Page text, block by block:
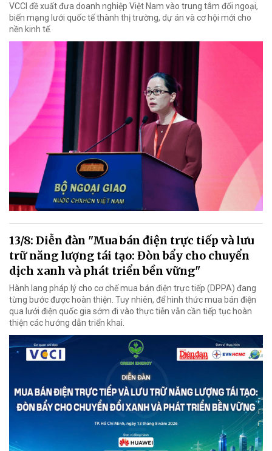
VCCI đề xuất đưa doanh nghiệp Việt Nam vào trung tâm đối ngoại,
biến mạng lưới quốc tế thành thị trường, dự án và cơ hội mới cho
nền kinh tế.
13/8: Diễn đàn "Mua bán điện trực tiếp và lưu
trữ năng lượng tái tạo: Đòn bẩy cho chuyển
dịch xanh và phát triển bền vững"
Hành lang pháp lý cho cơ chế mua bán điện trực tiếp (DPPA) đang
từng bước được hoàn thiện. Tuy nhiên, để hình thức mua bán điện
qua lưới điện quốc gia sớm đi vào thực tiễn vẫn cần tiếp tục hoàn
thiện các hướng dẫn triển khai.